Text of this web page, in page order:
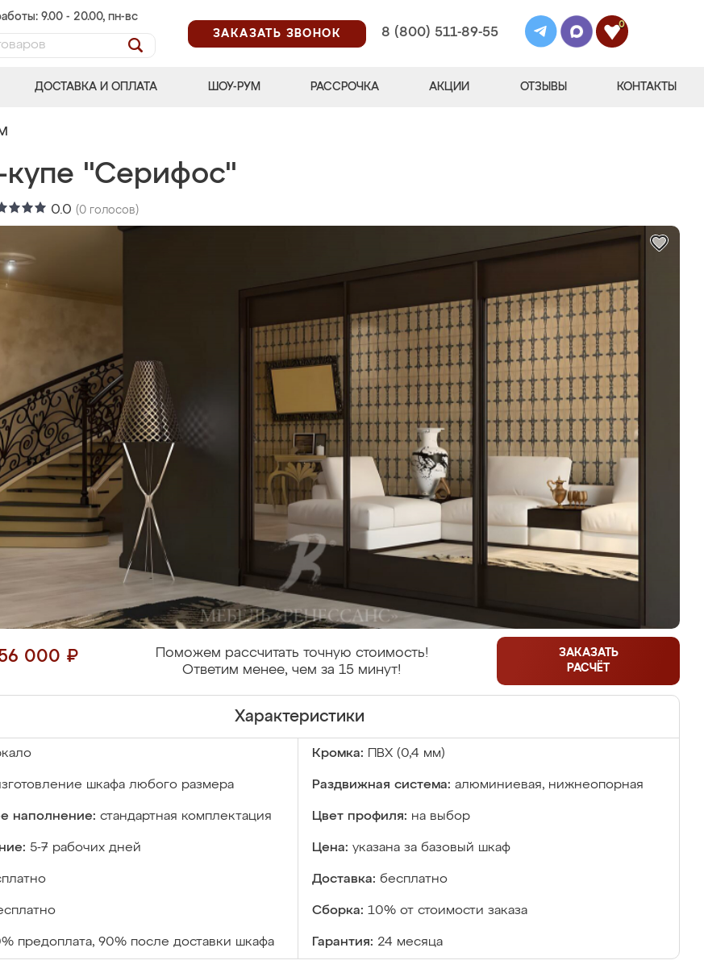
9.00 - 20.00, пн-вс
ЗАКАЗАТЬ ЗВОНОК
8 (800) 511-89-55
0
ДОСТАВКА И ОПЛАТА ШОУ-РУМ РАССРОЧКА АКЦИИ ОТЗЫВЫ КОНТАКТЫ
"Серифос"
0.0 (0 голосов)
000 ₽
Поможем рассчитать точную стоимость!
Ответим менее, чем за 15 минут!
ЗАКАЗАТЬ
РАСЧЁТ
Характеристики
Кромка: ПВХ (0,4 мм)
шкафа любого размера Раздвижная система: алюминиевая, нижнеопорная
наполнение: стандартная комплектация Цвет профиля: на выбор
5-7 рабочих дней Цена: указана за базовый шкаф
Доставка: бесплатно
Сборка: 10% от стоимости заказа
предоплата, 90% после доставки шкафа Гарантия: 24 месяца